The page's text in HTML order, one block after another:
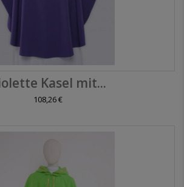
Kasel mit...
108,26 €